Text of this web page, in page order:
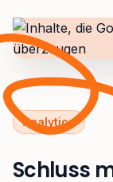
Analytics
Schluss